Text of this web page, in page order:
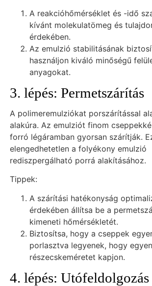
A reakcióhőmérséklet és -idő
kívánt molekulatömeg és
érdekében.
Az emulzió stabilitásának
használjon kiváló minőségű
anyagokat.
3. lépés: Permetszárítás
A polimeremulziókat porszárítással
alakúra. Az emulziót finom
forró légáramban gyorsan szárítják.
elengedhetetlen a folyékony emulzió
rediszpergálható porrá alakításához.
Tippek:
A szárítási hatékonyság
érdekében állítsa be a
kimeneti hőmérsékletét.
Biztosítsa, hogy a cseppek
porlasztva legyenek, hogy
részecskeméretet kapjon.
4. lépés: Utófeldolgozás